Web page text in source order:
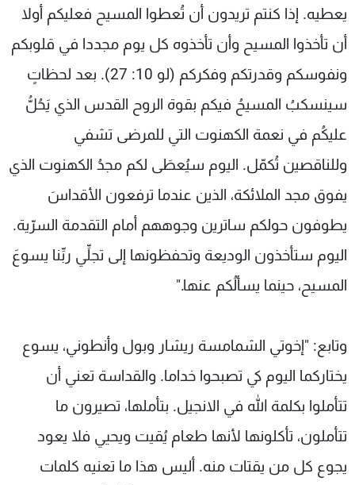
يعطيه. إذا كنتم تريدون أن تُعطوا المسيح فعليكم أولا
أن تأخذوا المسيح وأن تأخذوه كل يوم مجددا في قلوبكم
ونفوسكم وقدرتكم وفكركم (لو 10: 27). بعد لحظاتٍ
سينسكبُ المسيحُ فيكم بقوة الروح القدس الذي يَحُلُّ
عليكُم في نعمة الكهنوت التي للمرضى تشفي
وللناقصين تُكمّل. اليوم سيُعطَى لكم مجدُ الكهنوت الذي
يفوق مجد الملائكة، الذين عندما ترفعون الأقداسَ
يطوفون حولكم ساترين وجوههم أمام التقدمة السرّية.
اليوم ستأخذون الوديعة وتحفظونها إلى تجلِّي ربِّنا يسوعَ
المسيح، حينما يسألُكم عنها."
وتابع: "إخوتي الشمامسة ريشار وبول وأنطوني، يسوع
يختاركما اليوم كي تصبحوا خداما. والقداسة تعني أن
تتأملوا بكلمة الله في الانجيل. بتأملها، تصيرون ما
تتأملون، تأكلونها لأنها طعام يُقيت ويحيي فلا يعود
يجوع كل من يقتات منه. أليس هذا ما تعنيه كلمات